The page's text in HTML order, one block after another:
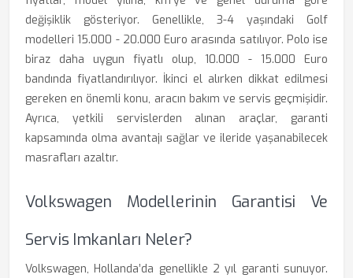
değişiklik gösteriyor. Genellikle, 3-4 yaşındaki Golf
modelleri 15.000 - 20.000 Euro arasında satılıyor. Polo ise
biraz daha uygun fiyatlı olup, 10.000 - 15.000 Euro
bandında fiyatlandırılıyor. İkinci el alırken dikkat edilmesi
gereken en önemli konu, aracın bakım ve servis geçmişidir.
Ayrıca, yetkili servislerden alınan araçlar, garanti
kapsamında olma avantajı sağlar ve ileride yaşanabilecek
masrafları azaltır.
Volkswagen Modellerinin Garantisi Ve
Servis Imkanları Neler?
Volkswagen, Hollanda’da genellikle 2 yıl garanti sunuyor.